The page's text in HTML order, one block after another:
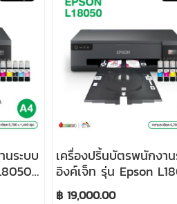
ระบบ
เครื่องปริ้นบัตรพนักงาน
อิงค์เจ็ท รุ่น Epson
(A3)
฿ 19,000.00